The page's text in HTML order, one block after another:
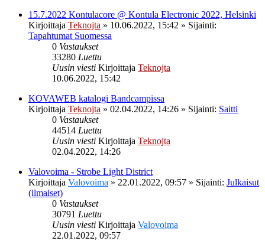
15.7.2022 Kontulacore @ Kontula Electronic 2022, Helsinki
Kirjoittaja Teknojta » 10.06.2022, 15:42 » Sijainti:
Tapahtumat Suomessa
0 Vastaukset
33280 Luettu
Uusin viesti Kirjoittaja Teknojta
10.06.2022, 15:42
KOVAWEB katalogi Bandcampissa
Kirjoittaja Teknojta » 02.04.2022, 14:26 » Sijainti: Saitti
0 Vastaukset
44514 Luettu
Uusin viesti Kirjoittaja Teknojta
02.04.2022, 14:26
Valovoima - Strobe Light District
Kirjoittaja Valovoima » 22.01.2022, 09:57 » Sijainti: Julkaisut
(ilmaiset)
0 Vastaukset
30791 Luettu
Uusin viesti Kirjoittaja Valovoima
22.01.2022, 09:57